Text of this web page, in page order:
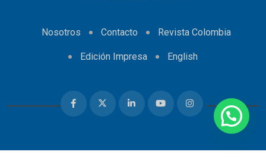
Nosotros Contacto Revista Colombia
Edición Impresa English